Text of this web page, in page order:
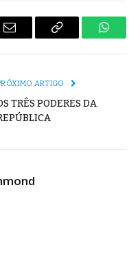
E-
Copiar
ARTIGO
TRÊS PODERES DA